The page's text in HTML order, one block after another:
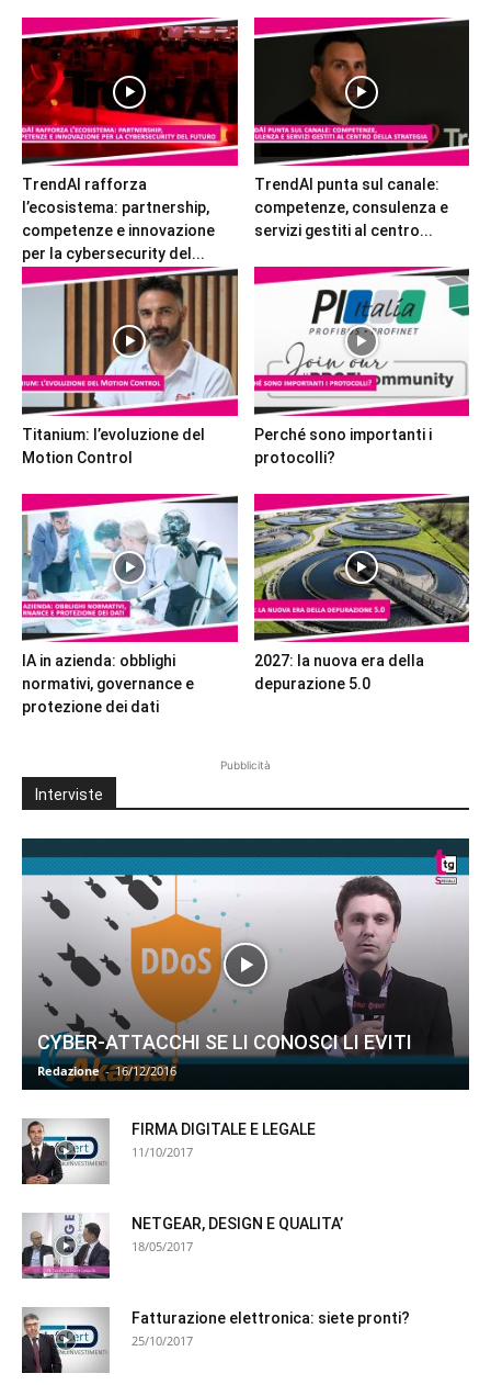
TrendAI rafforza
l’ecosistema: partnership,
competenze e innovazione
per la cybersecurity del...
TrendAI punta sul canale:
competenze, consulenza e
servizi gestiti al centro...
Titanium: l’evoluzione del
Motion Control
Perché sono importanti i
protocolli?
IA in azienda: obblighi
normativi, governance e
protezione dei dati
2027: la nuova era della
depurazione 5.0
Pubblicità
Interviste
CYBER-ATTACCHI SE LI CONOSCI LI EVITI
Redazione - 16/12/2016
FIRMA DIGITALE E LEGALE
11/10/2017
NETGEAR, DESIGN E QUALITA’
18/05/2017
Fatturazione elettronica: siete pronti?
25/10/2017